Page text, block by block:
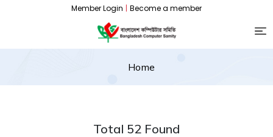
Member Login | Become a member
Home
Total 52 Found